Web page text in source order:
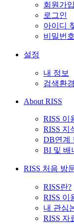
회원가입
로그인
아이디
비밀번
설정
내 정보
검색환
About RISS
RISS 이
RISS 지
DB연계
BI 및 배
RISS 처음 방
RISS란?
RISS 이
내 관심
RISS 자